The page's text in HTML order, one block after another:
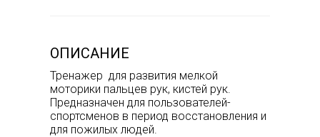
ОПИСАНИЕ
Тренажер для развития мелкой
моторики пальцев рук, кистей рук.
Предназначен для пользователей-
спортсменов в период восстановления и
для пожилых людей.